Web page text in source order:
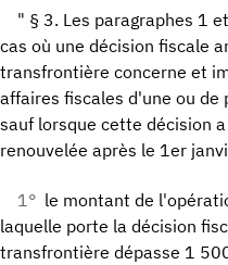
" § 3. Les paragraphes 1
cas où une décision fiscale
transfrontière concerne et
affaires fiscales d'une ou de
sauf lorsque cette décision
renouvelée après le 1er
1° le montant de
laquelle porte la décision
transfrontière dépasse 1